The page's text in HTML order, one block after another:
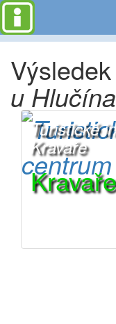
u Hlučína
Turistické
Kravaře